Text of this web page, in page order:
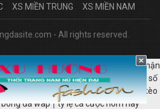
XS MIỀN TRUNG XS MIỀN NAM
- All rights reserved.
|kqbd anh|tỷ lệ bóng đá hôm nay|nhận
xổ số miền bắc 30 ngày|quay thử xổ số
trung chính xác 100|quay thử mn|kèo
đá wap | tỷ lệ cá cược hôm nay